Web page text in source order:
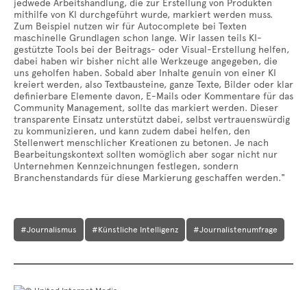
jedwede Arbeitshandlung, die zur Erstellung von Produkten
mithilfe von KI durchgeführt wurde, markiert werden muss.
Zum Beispiel nutzen wir für Autocomplete bei Texten
maschinelle Grundlagen schon lange. Wir lassen teils KI-
gestützte Tools bei der Beitrags- oder Visual-Erstellung helfen,
dabei haben wir bisher nicht alle Werkzeuge angegeben, die
uns geholfen haben. Sobald aber Inhalte genuin von einer KI
kreiert werden, also Textbausteine, ganze Texte, Bilder oder klar
definierbare Elemente davon, E-Mails oder Kommentare für das
Community Management, sollte das markiert werden. Dieser
transparente Einsatz unterstützt dabei, selbst vertrauenswürdig
zu kommunizieren, und kann zudem dabei helfen, den
Stellenwert menschlicher Kreationen zu betonen. Je nach
Bearbeitungskontext sollten womöglich aber sogar nicht nur
Unternehmen Kennzeichnungen festlegen, sondern
Branchenstandards für diese Markierung geschaffen werden."
#Journalismus #Künstliche Intelligenz #Journalistenumfrage